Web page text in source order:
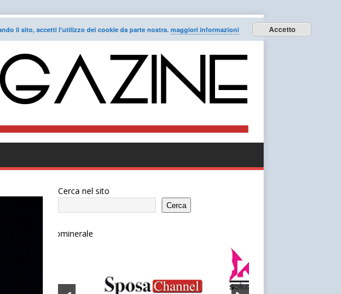
Cerca nel sito
Cerca
il sito, accetti l'utilizzo dei cookie da parte nostra. maggiori informazioni Accetto